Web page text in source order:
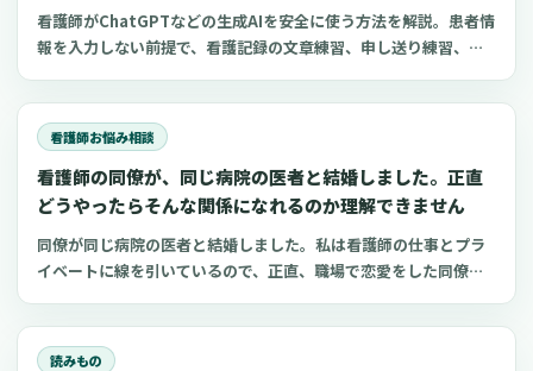
看護師がChatGPTなどの生成AIを安全に使う方法を解説。患者情
報を入力しない前提で、看護記録の文章練習、申し送り練習、復
看護師お悩み相談
看護師の同僚が、同じ病院の医者と結婚しました。正直
どうやったらそんな関係になれるのか理解できません
同僚が同じ病院の医者と結婚しました。私は看護師の仕事とプラ
イベートに線を引いているので、正直、職場で恋愛をした同僚が
近にパートナーを見つけた同僚がちょっと羨ましいという思いも
あります。純粋にどうやったらそういう関係になれる
読みもの